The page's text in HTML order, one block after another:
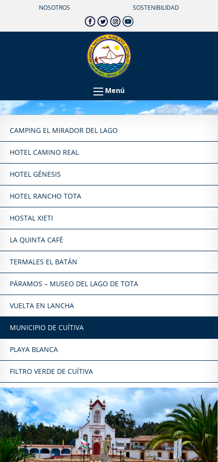
NOSOTROS SOSTENIBILIDAD
Menú
CAMPING EL MIRADOR DEL LAGO
HOTEL CAMINO REAL
HOTEL GÉNESIS
HOTEL RANCHO TOTA
HOSTAL XIETI
LA QUINTA CAFÉ
TERMALES EL BATÁN
PÁRAMOS – MUSEO DEL LAGO DE TOTA
VUELTA EN LANCHA
MUNICIPIO DE CUÍTIVA
PLAYA BLANCA
FILTRO VERDE DE CUÍTIVA